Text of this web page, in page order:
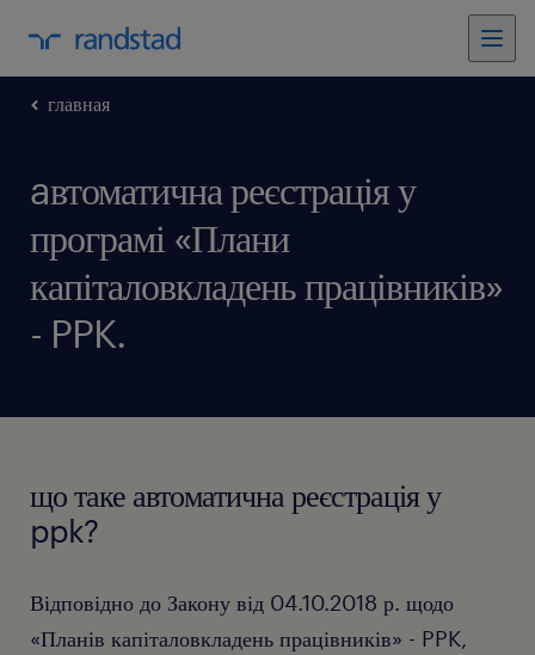
главная
aвтоматична реєстрація у
програмі «Плани
капіталовкладень працівників»
- PPK.
що таке автоматична реєстрація у
ppk?
Відповідно до Закону від 04.10.2018 р. щодо
«Планів капіталовкладень працівників» - PPK,